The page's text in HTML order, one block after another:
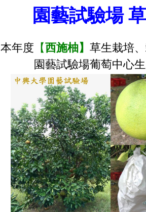
園藝試驗場
本年度 【西施柚】 草生栽培、
園藝試驗場葡萄中心